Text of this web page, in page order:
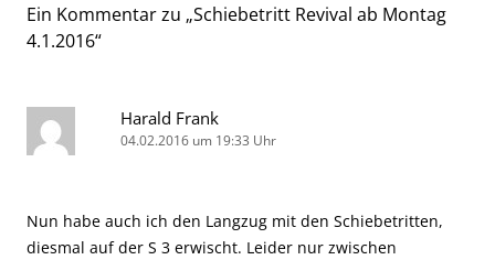
Ein Kommentar zu „Schiebetritt Revival ab Montag
4.1.2016“
Harald Frank
04.02.2016 um 19:33 Uhr
Nun habe auch ich den Langzug mit den Schiebetritten,
diesmal auf der S 3 erwischt. Leider nur zwischen